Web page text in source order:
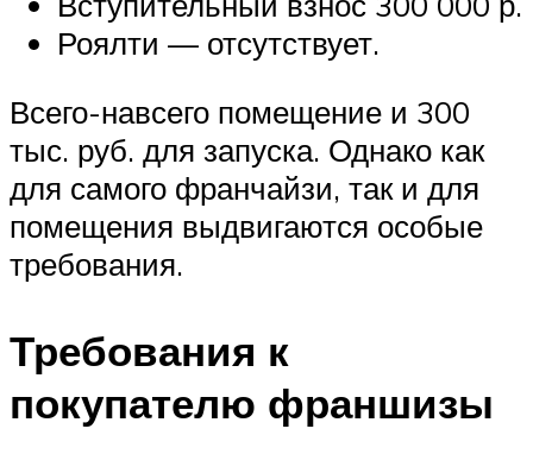
Роялти — отсутствует.
Всего-навсего помещение и 300
тыс. руб. для запуска. Однако как
для самого франчайзи, так и для
помещения выдвигаются особые
требования.
Требования к
покупателю франшизы